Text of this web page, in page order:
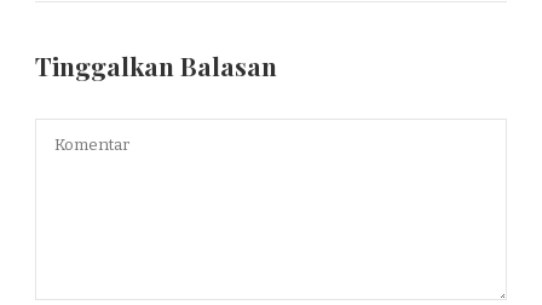
Tinggalkan Balasan